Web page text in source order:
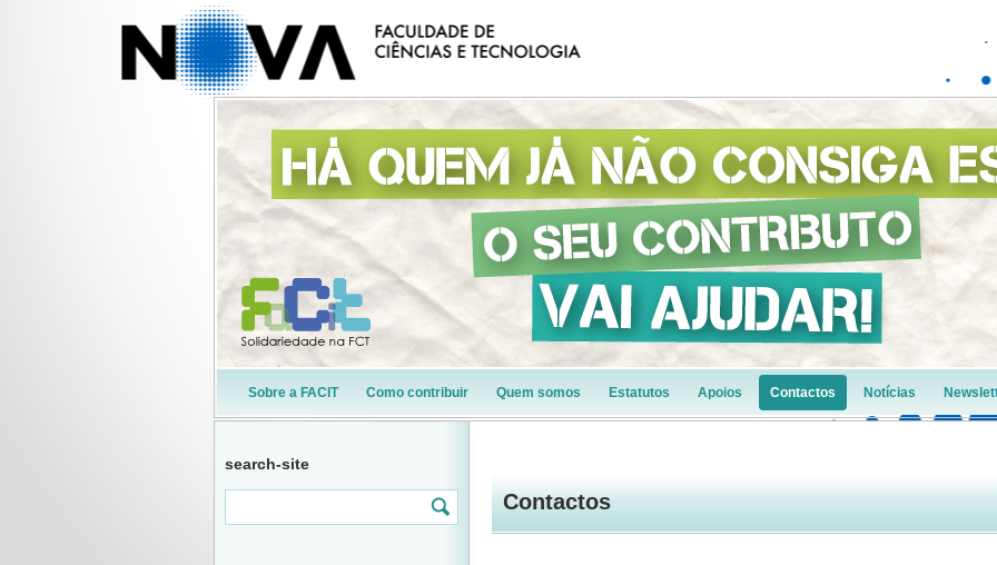
Sobre a FACIT Como contribuir Quem somos Estatutos Apoios Contactos Notícias
Contactos
search-site